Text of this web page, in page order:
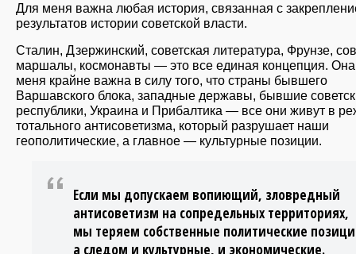
Для меня важна любая история, связанная с
результатов истории советской власти.
Сталин, Дзержинский, советская литература, Фрунзе,
маршалы, космонавты — это все единая концепция.
меня крайне важна в силу того, что страны бывшего
Варшавского блока, западные державы, бывшие
республики, Украина и Прибалтика — все они живут в
тотального антисоветизма, который разрушает наши
геополитические, а главное — культурные позиции.
Если мы допускаем вопиющий, зловредный
антисоветизм на сопредельных территориях,
мы теряем собственные политические
а следом и культурные, и экономические.